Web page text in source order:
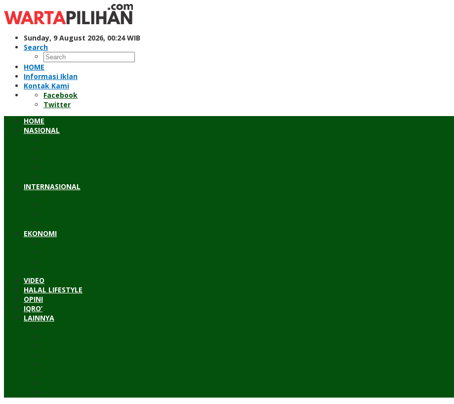
to
content
Sunday, 9 August 2026, 00:24 WIB
Search
HOME
Informasi Iklan
Kontak Kami
Facebook
Twitter
HOME
NASIONAL
INTERNASIONAL
EKONOMI
VIDEO
HALAL LIFESTYLE
OPINI
IQRO’
LAINNYA